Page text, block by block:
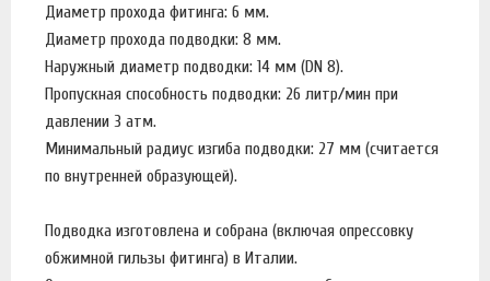
Диаметр прохода фитинга: 6 мм.
Диаметр прохода подводки: 8 мм.
Наружный диаметр подводки: 14 мм (DN 8).
Пропускная способность подводки: 26 литр/мин при
давлении 3 атм.
Минимальный радиус изгиба подводки: 27 мм (считается
по внутренней образующей).
Подводка изготовлена и собрана (включая опрессовку
обжимной гильзы фитинга) в Италии.